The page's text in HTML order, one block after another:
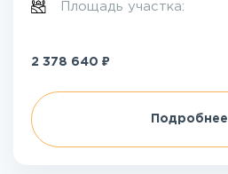
Площадь участка:
2 378 640 ₽
Подробнее